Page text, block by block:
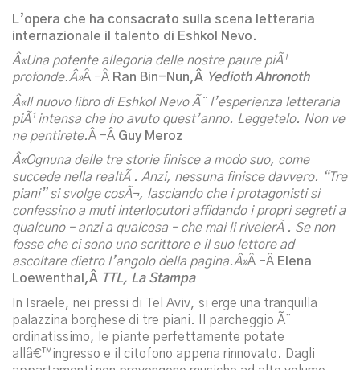
L’opera che ha consacrato sulla scena letteraria
internazionale il talento di Eshkol Nevo.
Â«Una potente allegoria delle nostre paure piÃ¹
profonde.Â»Â -Â Ran Bin-Nun,Â Yedioth Ahronoth
Â«Il nuovo libro di Eshkol Nevo Ã¨ l’esperienza letteraria
piÃ¹ intensa che ho avuto quest’anno. Leggetelo. Non ve
ne pentirete.Â -Â Guy Meroz
Â«Ognuna delle tre storie finisce a modo suo, come
succede nella realtÃ . Anzi, nessuna finisce davvero. “Tre
piani” si svolge cosÃ¬, lasciando che i protagonisti si
confessino a muti interlocutori affidando i propri segreti a
qualcuno – anzi a qualcosa – che mai li rivelerÃ . Se non
fosse che ci sono uno scrittore e il suo lettore ad
ascoltare dietro l’angolo della pagina.Â»Â -Â Elena
Loewenthal,Â TTL, La Stampa
In Israele, nei pressi di Tel Aviv, si erge una tranquilla
palazzina borghese di tre piani. Il parcheggio Ã¨
ordinatissimo, le piante perfettamente potate
allâ€™ingresso e il citofono appena rinnovato. Dagli